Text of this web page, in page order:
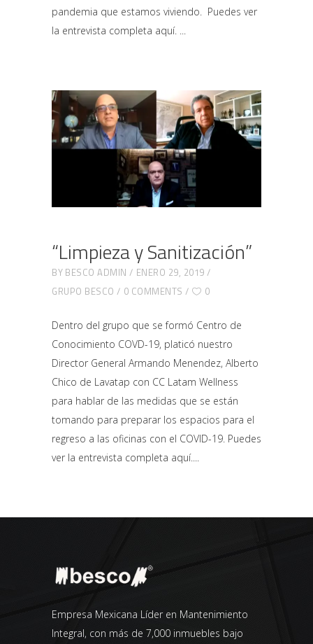
pandemia que estamos viviendo. Puedes ver
la entrevista completa aquí.
“Limpieza y Sanitización”
BY BESCO ADMIN
ENERO 29, 2019
GRUPO BESCO
0 COMMENTS 0
Dentro del grupo que se formó Centro de
Conocimiento COVD-19, platicó nuestro
Director General Armando Menendez, Alberto
Chico de Lavatap con CC Latam Wellness
para hablar de las medidas que se están
tomando para preparar los espacios para el
regreso a las oficinas con el COVID-19. Puedes
ver la entrevista completa aquí.
Empresa Mexicana Líder en Mantenimiento
Integral, con más de 7,000 inmuebles bajo